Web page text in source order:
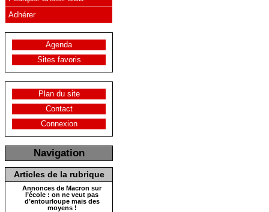
Adhérer
Agenda
Sites favoris
Plan du site
Contact
Connexion
Navigation
Articles de la rubrique
Annonces de Macron sur
l’école : on ne veut pas
d’entourloupe mais des
moyens !